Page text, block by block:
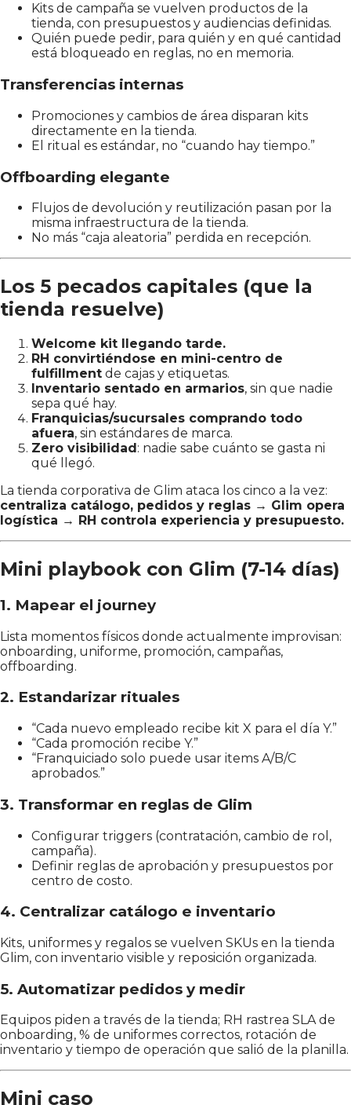
Kits de campaña se vuelven productos de la
tienda, con presupuestos y audiencias definidas.
Quién puede pedir, para quién y en qué cantidad
está bloqueado en reglas, no en memoria.
Transferencias internas
Promociones y cambios de área disparan kits
directamente en la tienda.
El ritual es estándar, no “cuando hay tiempo.”
Offboarding elegante
Flujos de devolución y reutilización pasan por la
misma infraestructura de la tienda.
No más “caja aleatoria” perdida en recepción.
Los 5 pecados capitales (que la
tienda resuelve)
Welcome kit llegando tarde.
RH convirtiéndose en mini-centro de
fulfillment de cajas y etiquetas.
Inventario sentado en armarios, sin que nadie
sepa qué hay.
Franquicias/sucursales comprando todo
afuera, sin estándares de marca.
Zero visibilidad: nadie sabe cuánto se gasta ni
qué llegó.
La tienda corporativa de Glim ataca los cinco a la vez:
centraliza catálogo, pedidos y reglas → Glim opera
logística → RH controla experiencia y presupuesto.
Mini playbook con Glim (7-14 días)
1. Mapear el journey
Lista momentos físicos donde actualmente improvisan:
onboarding, uniforme, promoción, campañas,
offboarding.
2. Estandarizar rituales
“Cada nuevo empleado recibe kit X para el día Y.”
“Cada promoción recibe Y.”
“Franquiciado solo puede usar items A/B/C
aprobados.”
3. Transformar en reglas de Glim
Configurar triggers (contratación, cambio de rol,
campaña).
Definir reglas de aprobación y presupuestos por
centro de costo.
4. Centralizar catálogo e inventario
Kits, uniformes y regalos se vuelven SKUs en la tienda
Glim, con inventario visible y reposición organizada.
5. Automatizar pedidos y medir
Equipos piden a través de la tienda; RH rastrea SLA de
onboarding, % de uniformes correctos, rotación de
inventario y tiempo de operación que salió de la planilla.
Mini caso